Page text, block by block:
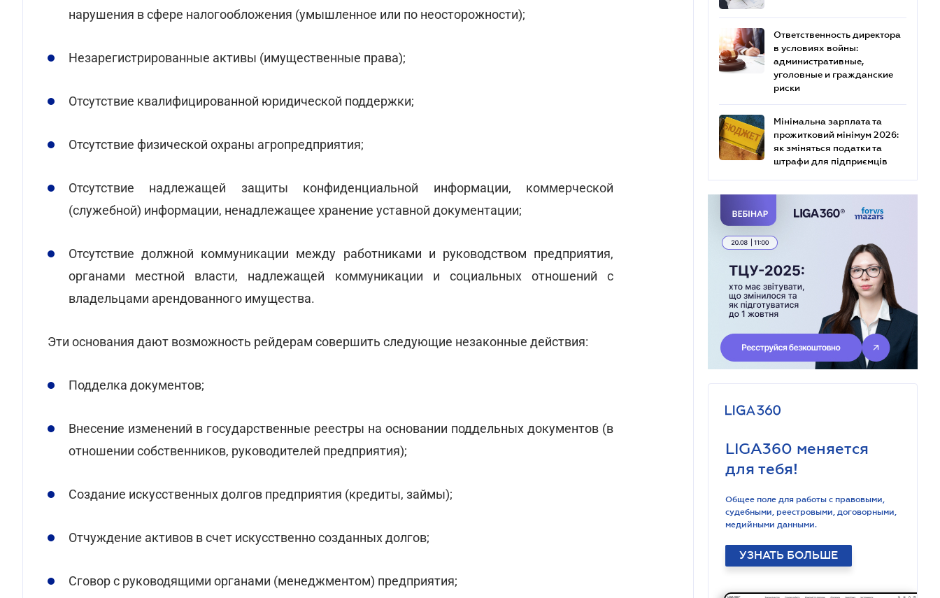
нарушения в сфере налогообложения (умышленное или по неосторожности);
Незарегистрированные активы (имущественные права);
Отсутствие квалифицированной юридической поддержки;
Отсутствие физической охраны агропредприятия;
Отсутствие надлежащей защиты конфиденциальной информации, коммерческой
(служебной) информации, ненадлежащее хранение уставной документации;
Отсутствие должной коммуникации между работниками и руководством предприятия,
органами местной власти, надлежащей коммуникации и социальных отношений с
владельцами арендованного имущества.
Эти основания дают возможность рейдерам совершить следующие незаконные действия:
Подделка документов;
Внесение изменений в государственные реестры на основании поддельных документов (в
отношении собственников, руководителей предприятия);
Создание искусственных долгов предприятия (кредиты, займы);
Отчуждение активов в счет искусственно созданных долгов;
Сговор с руководящими органами (менеджментом) предприятия;
Ответственность директора
в условиях войны:
административные,
уголовные и гражданские
риски
Мінімальна зарплата та
прожитковий мінімум 2026:
як зміняться податки та
штрафи для підприємців
LIGA360 меняется
для тебя!
Общее поле для работы с правовыми,
судебными, реестровыми, договорными,
медийными данными.
УЗНАТЬ БОЛЬШЕ